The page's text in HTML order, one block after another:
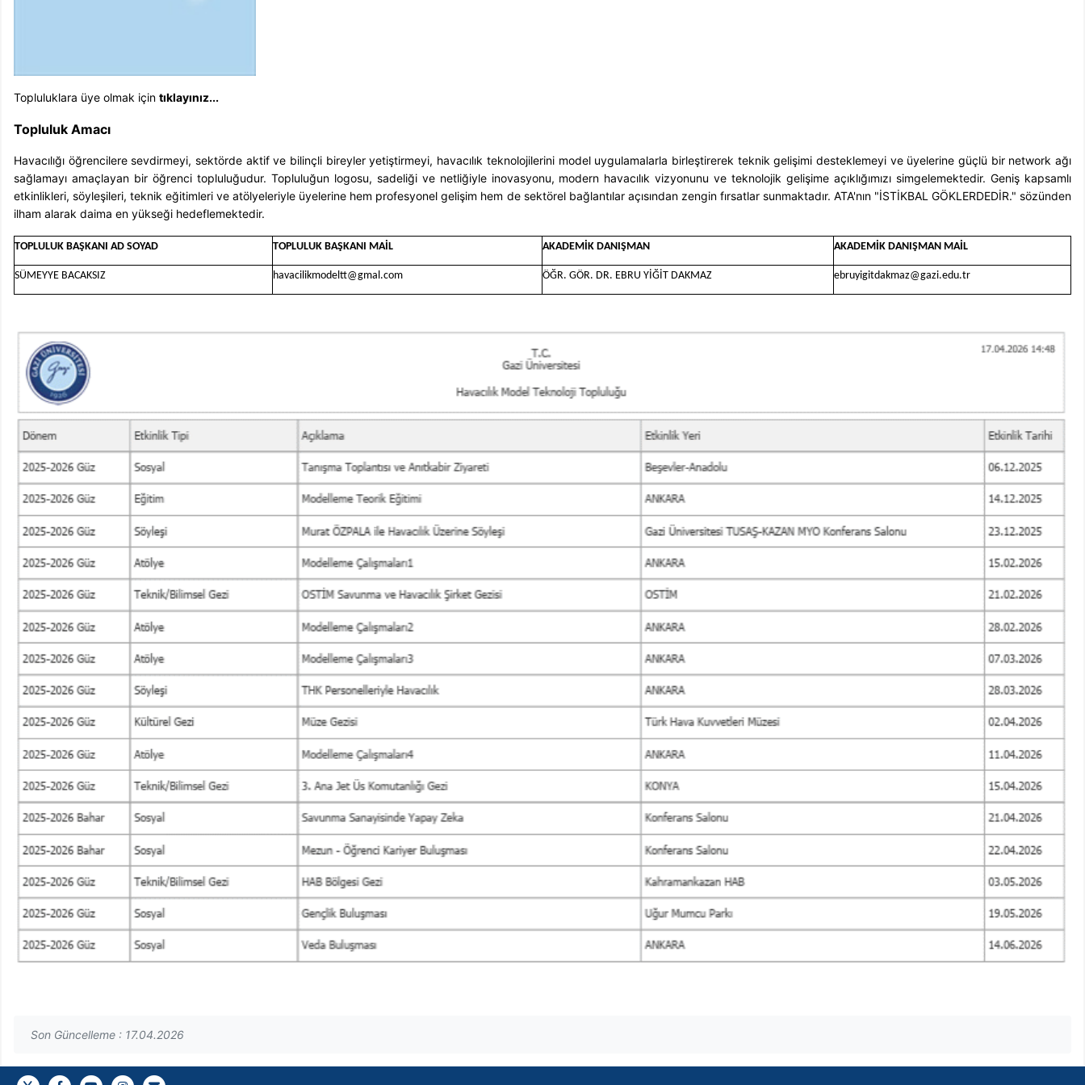
Topluluklara üye olmak için tıklayınız...
Topluluk Amacı
Havacılığı öğrencilere sevdirmeyi, sektörde aktif ve bilinçli bireyler yetiştirmeyi, havacılık teknolojilerini model uygulamalarla birleştirerek teknik gelişimi desteklemeyi ve üyelerine güçlü bir network ağı
sağlamayı amaçlayan bir öğrenci topluluğudur. Topluluğun logosu, sadeliği ve netliğiyle inovasyonu, modern havacılık vizyonunu ve teknolojik gelişime açıklığımızı simgelemektedir. Geniş kapsamlı
etkinlikleri, söyleşileri, teknik eğitimleri ve atölyeleriyle üyelerine hem profesyonel gelişim hem de sektörel bağlantılar açısından zengin fırsatlar sunmaktadır. ATA'nın "İSTİKBAL GÖKLERDEDİR." sözünden
ilham alarak daima en yükseği hedeflemektedir.
TOPLULUK BAŞKANI AD SOYAD TOPLULUK BAŞKANI MAİL AKADEMİK DANIŞMAN AKADEMİK DANIŞMAN MAİL
SÜMEYYE BACAKSIZ havacilikmodeltt@gmal.com ÖĞR. GÖR. DR. EBRU YİĞİT DAKMAZ ebruyigitdakmaz@gazi.edu.tr
Son Güncelleme : 17.04.2026